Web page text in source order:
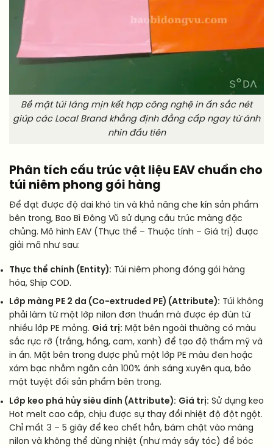
Bề mặt túi láng mịn kết hợp công nghệ in ấn sắc nét
giúp các Local Brand khẳng định đẳng cấp ngay từ ánh
nhìn đầu tiên
Phân tích cấu trúc vật liệu EAV chuẩn cho
túi niêm phong gói hàng
Để đạt được độ dai khó tin và khả năng che kín sản phẩm
bên trong, Bao Bì Đông Vũ sử dụng cấu trúc màng đặc
chủng. Mô hình EAV (Thực thể – Thuộc tính – Giá trị) được
giải mã như sau:
Thực thể chính (Entity): Túi niêm phong đóng gói hàng
hóa, Ship COD.
Lớp màng PE 2 da (Co-extruded PE) (Attribute): Túi không
phải làm từ một lớp nilon đơn thuần mà được ép đùn từ
nhiều lớp PE mỏng. Giá trị: Mặt bên ngoài thường có màu
sắc rực rỡ (trắng, hồng, cam, xanh) để tạo độ thẩm mỹ và
in ấn. Mặt bên trong được phủ một lớp PE màu đen hoặc
xám bạc nhằm ngăn cản 100% ánh sáng xuyên qua, bảo
mật tuyệt đối sản phẩm bên trong.
Lớp keo phá hủy siêu dính (Attribute): Giá trị: Sử dụng keo
Hot melt cao cấp, chịu được sự thay đổi nhiệt độ đột ngột.
Chỉ mất 3 – 5 giây để keo chết hẳn, bám chặt vào màng
nilon và không thể dùng nhiệt (như máy sấy tóc) để bóc